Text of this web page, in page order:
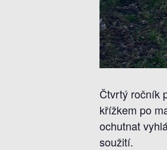
Čtvrtý ročník
křížkem po
ochutnat
soužití.